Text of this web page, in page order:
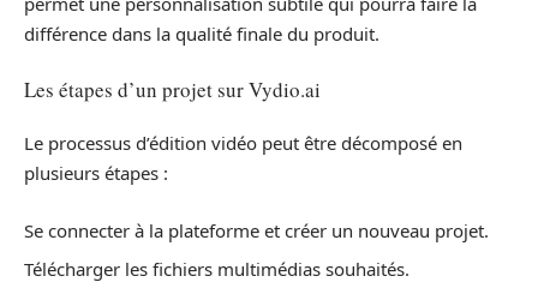
différence dans la qualité finale du produit.
Les étapes d’un projet sur Vydio.ai
Le processus d’édition vidéo peut être décomposé en
plusieurs étapes :
Se connecter à la plateforme et créer un nouveau projet.
Télécharger les fichiers multimédias souhaités.